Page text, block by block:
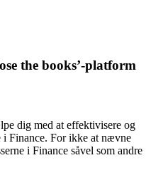
the books’-platform
dig med at effektivisere og
i Finance. For ikke at nævne
i Finance såvel som andre